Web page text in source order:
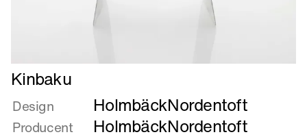
Læs
mere
om
Kinbaku
Kinbaku
Design HolmbäckNordentoft
Producent HolmbäckNordentoft